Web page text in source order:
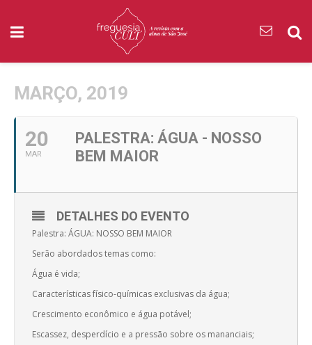
MARÇO, 2019
20
MAR
PALESTRA: ÁGUA - NOSSO
BEM MAIOR
DETALHES DO EVENTO
Palestra: ÁGUA: NOSSO BEM MAIOR
Serão abordados temas como:
Água é vida;
Características físico-químicas exclusivas da água;
Crescimento econômico e água potável;
Escassez, desperdício e a pressão sobre os mananciais;